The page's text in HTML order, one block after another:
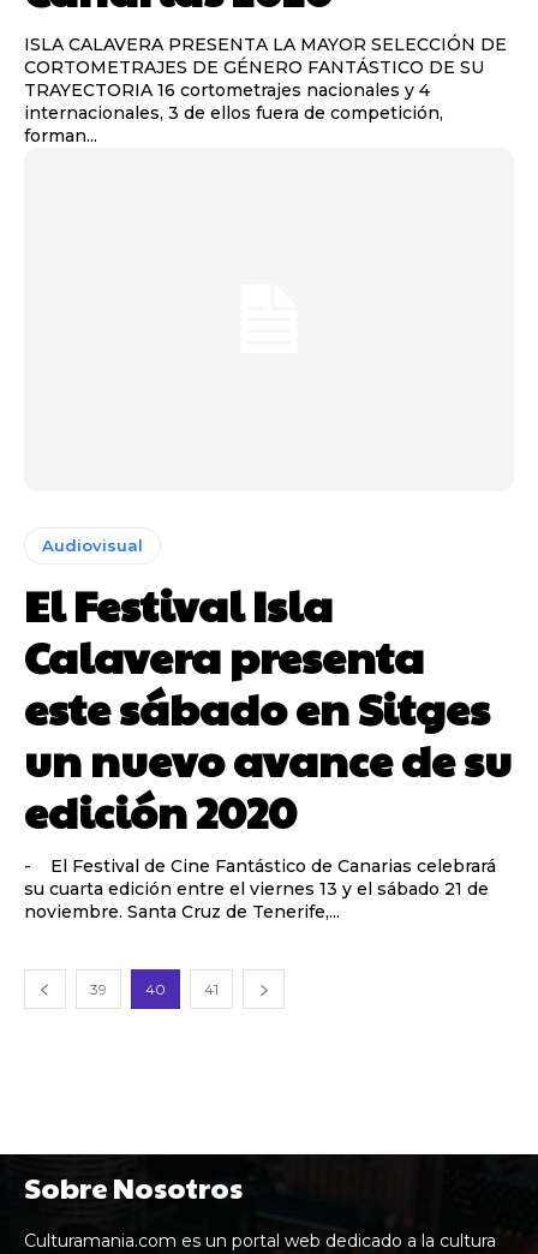
ISLA CALAVERA PRESENTA LA MAYOR SELECCIÓN DE
CORTOMETRAJES DE GÉNERO FANTÁSTICO DE SU
TRAYECTORIA 16 cortometrajes nacionales y 4
internacionales, 3 de ellos fuera de competición,
forman...
Audiovisual
El Festival Isla
Calavera presenta
este sábado en Sitges
un nuevo avance de su
edición 2020
- El Festival de Cine Fantástico de Canarias celebrará
su cuarta edición entre el viernes 13 y el sábado 21 de
noviembre. Santa Cruz de Tenerife,...
39 40 41
Sobre Nosotros
Culturamania.com es un portal web dedicado a la cultura